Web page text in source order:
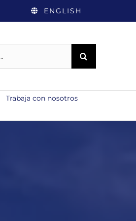
ENGLISH
Trabaja con nosotros